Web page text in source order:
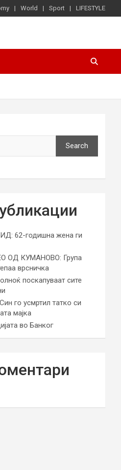
World Sport LIFESTYLE
Search
62-годишна жена ги
ОД КУМАНОВО: Група
врсничка
поскапуваат сите
го усмртил татко си
мајка
во Банког